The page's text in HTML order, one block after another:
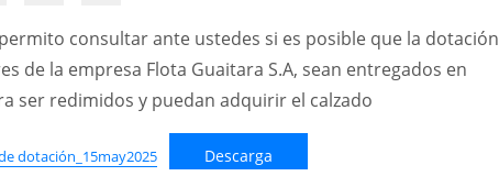
consultar ante ustedes si es posible que la dotación
de la empresa Flota Guaitara S.A, sean entregados en
ser redimidos y puedan adquirir el calzado
dotación_15may2025 Descarga